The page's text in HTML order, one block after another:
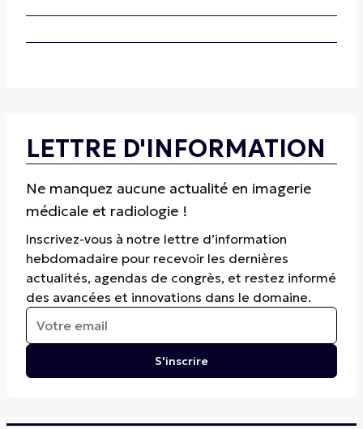
LETTRE D'INFORMATION
Ne manquez aucune actualité en imagerie
médicale et radiologie !
Inscrivez-vous à notre lettre d’information
hebdomadaire pour recevoir les dernières
actualités, agendas de congrès, et restez informé
des avancées et innovations dans le domaine.
S'inscrire